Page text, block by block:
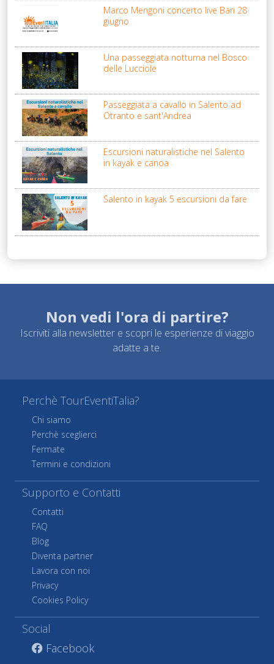
Marco Mengoni concerto live Bari 28
giugno
Una passeggiata notturna nel Bosco
delle Lucciole
Passeggiata a cavallo in Salento ad
Otranto e sant'Andrea
Escursioni naturalistiche nel Salento
in kayak e canoa
Salento in kayak 5 escursioni da fare
Non vedi l'ora di partire?
Iscriviti alla newsletter e scopri le esperienze di viaggio
adatte a te.
Perchè TourEventiTalia?
Chi siamo
Perchè sceglierci
Fermate
Termini e condizioni
Supporto e Contatti
Contatti
FAQ
Blog
Diventa partner
Lavora con noi
Privacy
Cookies Policy
Social
Facebook